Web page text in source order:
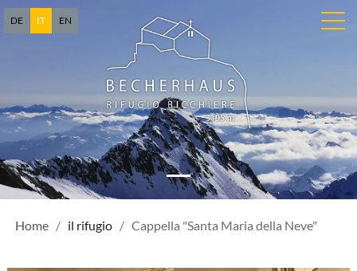
DE IT EN
Home il rifugio Cappella "Santa Maria della Neve"